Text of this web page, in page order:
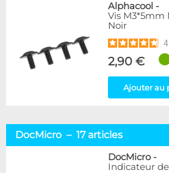
Alphacool -
Vis M3*5mm
Noir
2,90 €
Ajouter au
DocMicro – 17 articles
DocMicro-
Indicateur